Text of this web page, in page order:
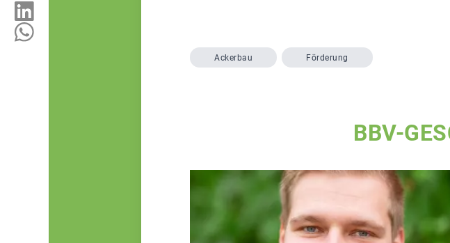
Ackerbau Förderung
BBV-